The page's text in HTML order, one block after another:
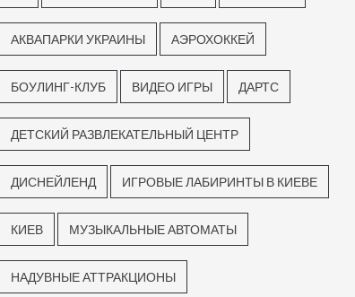
АКВАПАРКИ УКРАИНЫ АЭРОХОККЕЙ
БОУЛИНГ-КЛУБ ВИДЕО ИГРЫ ДАРТС
ДЕТСКИЙ РАЗВЛЕКАТЕЛЬНЫЙ ЦЕНТР
ДИСНЕЙЛЕНД ИГРОВЫЕ ЛАБИРИНТЫ В КИЕВЕ
КИЕВ МУЗЫКАЛЬНЫЕ АВТОМАТЫ
НАДУВНЫЕ АТТРАКЦИОНЫ